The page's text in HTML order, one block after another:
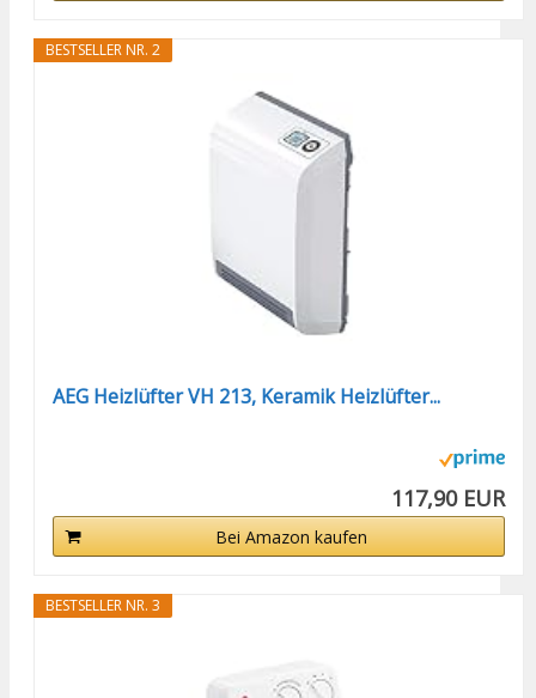
BESTSELLER NR. 2
AEG Heizlüfter VH 213, Keramik Heizlüfter...
117,90 EUR
Bei Amazon kaufen
BESTSELLER NR. 3